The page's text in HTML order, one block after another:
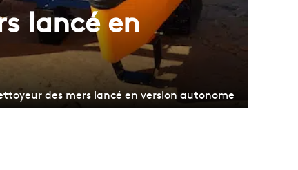
lancé en
des mers lancé en version autonome